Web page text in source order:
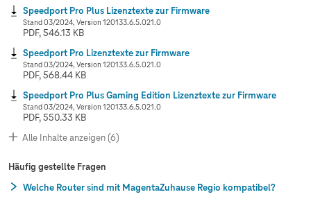
Speedport Pro Plus Lizenztexte zur Firmware
Stand 03/2024, Version 120133.6.5.021.0
PDF, 546.13 KB
Speedport Pro Lizenztexte zur Firmware
Stand 03/2024, Version 120133.6.5.021.0
PDF, 568.44 KB
Speedport Pro Plus Gaming Edition Lizenztexte zur Firmware
Stand 03/2024, Version 120133.6.5.021.0
PDF, 550.33 KB
Alle Inhalte anzeigen (6)
Häufig gestellte Fragen
Welche Router sind mit MagentaZuhause Regio kompatibel?